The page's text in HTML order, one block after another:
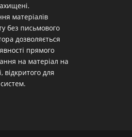
матеріалів
без письмового
дозволяється
прямого
на матеріал на
відкритого для